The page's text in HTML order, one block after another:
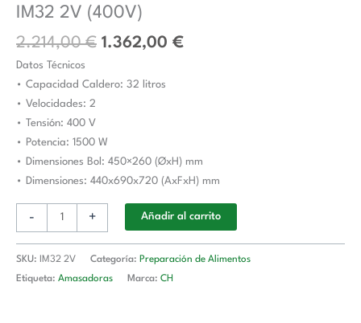
IM32 2V (400V)
2.214,00€ 1.362,00 €
Datos Técnicos
• Capacidad Caldero: 32 litros
• Velocidades: 2
• Tensión: 400 V
• Potencia: 1500 W
• Dimensiones Bol: 450×260 (ØxH) mm
• Dimensiones: 440x690x720 (AxFxH) mm
-
cabezal
con
2
velocidades
TREVISO
IM32
2V
(400V)
cantidad
+ Añadir al carrito
SKU: IM32 2V Categoría: Preparación de Alimentos
Etiqueta: Amasadoras Marca: CH